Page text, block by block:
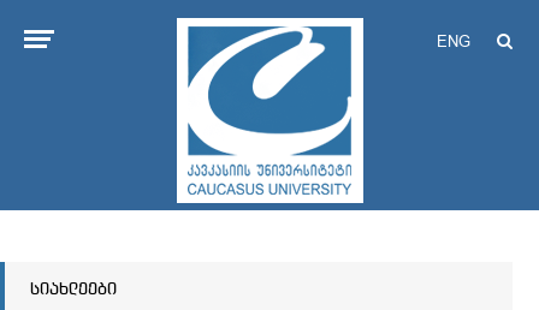
ENG
სიახლეები